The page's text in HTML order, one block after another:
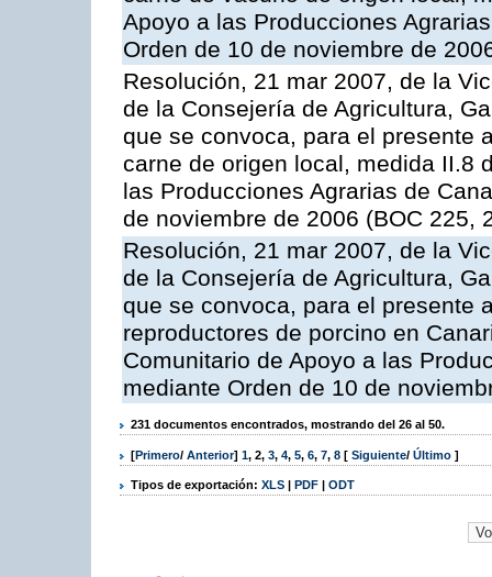
Apoyo a las Producciones
Orden de 10 de noviembre de
Resolución, 21 mar 2007, de la
de la Consejería de Agricultura,
que se convoca, para el presente
carne de origen local, medida II.8
las Producciones Agrarias de
de noviembre de 2006 (BOC 225,
Resolución, 21 mar 2007, de la
de la Consejería de Agricultura,
que se convoca, para el presente
reproductores de porcino en
Comunitario de Apoyo a las
mediante Orden de 10 de
231 documentos encontrados, mostrando del 26 al 50.
[Primero/ Anterior] 1, 2, 3, 4, 5, 6, 7, 8 [ Siguiente/ Último ]
Tipos de exportación: XLS | PDF | ODT